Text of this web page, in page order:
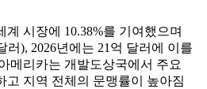
계 시장에 10.38%를 기여했으며
러), 2026년에는 21억 달러에 이를
메리카는 개발도상국에서 주요
고 지역 전체의 문맹률이 높아짐